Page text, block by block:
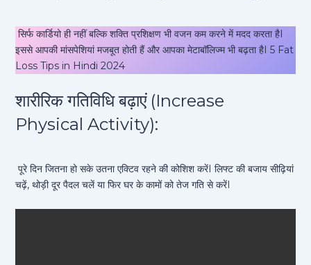
सिर्फ कार्डियो ही नहीं बल्कि शक्ति प्रशिक्षण भी वजन कम करने में मदद करता हैI
इससे आपकी मांसपेशियां मजबूत होती हैं और आपका मेटाबॉलिज्म भी बढ़ता हैI 5 Fat
Loss Tips in Hindi 2024
शारीरिक गतिविधि बढ़ाएं (Increase
Physical Activity):
पूरे दिन जितना हो सके उतना एक्टिव रहने की कोशिश करेंI लिफ्ट की बजाय सीढ़ियां
चढ़ें, थोड़ी दूर पैदल चलें या फिर घर के कामों को तेज गति से करेंI